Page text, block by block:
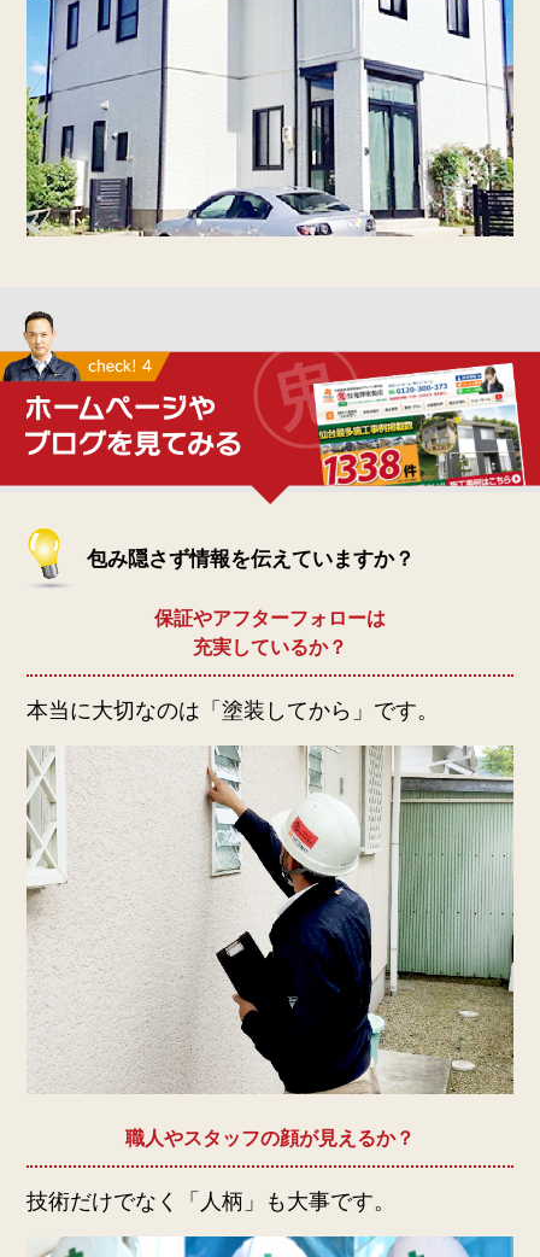
包み隠さず情報を伝えていますか？
保証やアフターフォローは
充実しているか？
本当に大切なのは「塗装してから」です。
職人やスタッフの顔が見えるか？
技術だけでなく「人柄」も大事です。